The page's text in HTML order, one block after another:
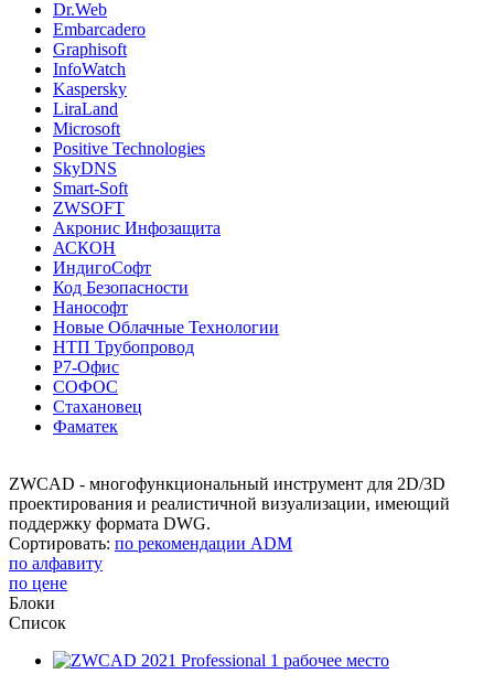
Dr.Web
Embarcadero
Graphisoft
InfoWatch
Kaspersky
LiraLand
Microsoft
Positive Technologies
SkyDNS
Smart-Soft
ZWSOFT
Акронис Инфозащита
АСКОН
ИндигоСофт
Код Безопасности
Нанософт
Новые Облачные Технологии
НТП Трубопровод
Р7-Офис
СОФОС
Стахановец
Фаматек
ZWCAD - многофункциональный инструмент для 2D/3D
проектирования и реалистичной визуализации, имеющий
поддержку формата DWG.
Сортировать: по рекомендации ADM
по алфавиту
по цене
Блоки
Список